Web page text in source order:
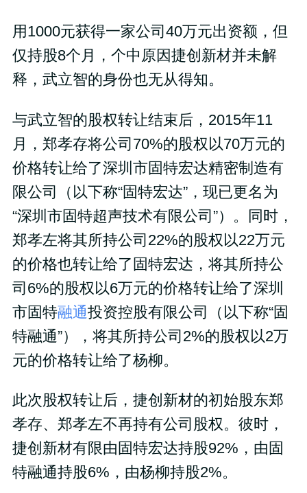
用1000元获得一家公司40万元出资额，但
仅持股8个月，个中原因捷创新材并未解
释，武立智的身份也无从得知。
与武立智的股权转让结束后，2015年11
月，郑孝存将公司70%的股权以70万元的
价格转让给了深圳市固特宏达精密制造有
限公司（以下称“固特宏达”，现已更名为
“深圳市固特超声技术有限公司”）。同时，
郑孝左将其所持公司22%的股权以22万元
的价格也转让给了固特宏达，将其所持公
司6%的股权以6万元的价格转让给了深圳
市固特融通投资控股有限公司（以下称“固
特融通”），将其所持公司2%的股权以2万
元的价格转让给了杨柳。
此次股权转让后，捷创新材的初始股东郑
孝存、郑孝左不再持有公司股权。彼时，
捷创新材有限由固特宏达持股92%，由固
特融通持股6%，由杨柳持股2%。